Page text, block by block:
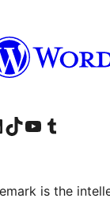
आमच्या टिकटॉक अकाउंटला भेट द्या.आमच्या यूट्यूब चॅनेलला भेट द्या आमच्या टंबलर खात्याला भेट द्या.
is the